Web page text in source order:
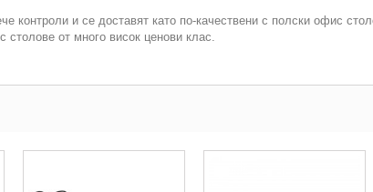
контроли и се доставят като по-качествени с полски офис
столове от много висок ценови клас.